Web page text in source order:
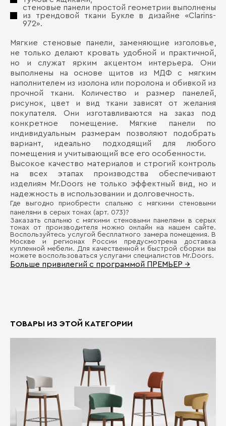
стеновые панели простой геометрии выполнены
из трендовой ткани Букле в дизайне «Clarins-
972».
Мягкие стеновые панели, заменяющие изголовье,
не только делают кровать удобной и практичной,
но и служат ярким акцентом интерьера. Они
выполнены на основе щитов из МДФ с мягким
наполнителем из изолона или поролона и обивкой из
прочной ткани. Количество и размер панелей,
рисунок, цвет и вид ткани зависят от желания
покупателя. Они изготавливаются на заказ под
конкретное помещение. Мягкие панели по
индивидуальным размерам позволяют подобрать
вариант, идеально подходящий для любого
помещения и учитывающий все его особенности.
Высокое качество материалов и строгий контроль
на всех этапах производства обеспечивают
изделиям Mr.Doors не только эффектный вид, но и
надежность в использовании и долговечность.
Где выгодно приобрести спальню с мягкими стеновыми
панелями в серых тонах (арт. 073)?
Заказать спальню с мягкими стеновыми панелями в серых
тонах от производителя можно онлайн на нашем сайте.
Воспользуйтесь услугой бесплатного замера помещения. В
Москве и регионах России предусмотрена доставка
купленной мебели. Для качественной и быстрой сборки вы
можете воспользоваться услугами специалистов Mr.Doors.
Больше привилегий с программой ПРЕМЬЕР →
ТОВАРЫ ИЗ ЭТОЙ КАТЕГОРИИ